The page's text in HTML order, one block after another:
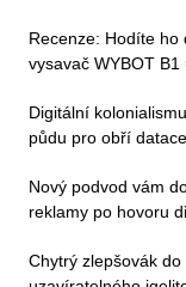
Recenze: Hodíte ho
vysavač WYBOT
Digitální
půdu pro obří
Nový podvod vám
reklamy po hovoru
Chytrý zlepšovák